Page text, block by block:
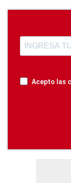
Acepto las